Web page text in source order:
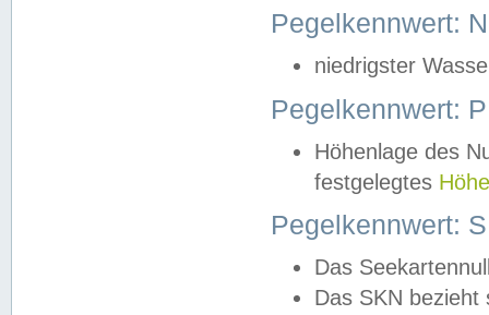
Pegelkennwert:
niedrigster
Pegelkennwert:
Höhenlage des
festgelegtes
Pegelkennwert:
Das
Das SKN